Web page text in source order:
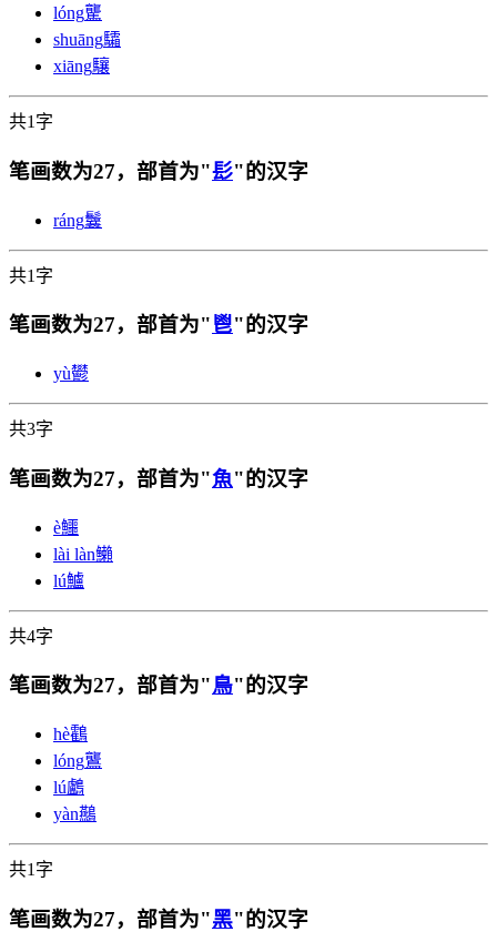
lóng驡
shuāng驦
xiāng驤
共1字
笔画数为27，部首为"髟"的汉字
ráng鬤
共1字
笔画数为27，部首为"鬯"的汉字
yù鬰
共3字
笔画数为27，部首为"魚"的汉字
è鱷
lài làn䲚
lú鱸
共4字
笔画数为27，部首为"鳥"的汉字
hè鸖
lóng鸗
lú鸕
yàn䴏
共1字
笔画数为27，部首为"黑"的汉字